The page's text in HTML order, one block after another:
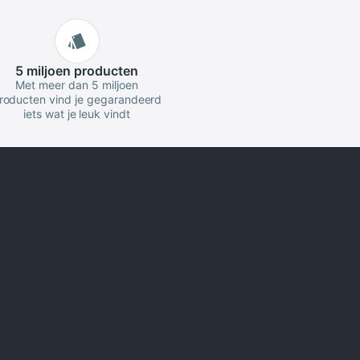
5 miljoen producten
Met meer dan 5 miljoen
vind je gegarandeerd
iets wat je leuk vindt